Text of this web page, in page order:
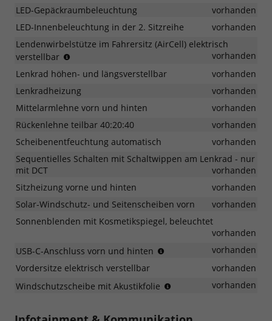
LED-Gepäckraumbeleuchtung
vorhanden
LED-Innenbeleuchtung in der 2. Sitzreihe
vorhanden
Lendenwirbelstütze im Fahrersitz (AirCell) elektrisch
verstellbar
Richtungen
verstellbar
vorhanden
Lenkrad höhen- und längsverstellbar
vorhanden
Lenkradheizung
vorhanden
Mittelarmlehne vorn und hinten
vorhanden
Rückenlehne teilbar 40:20:40
vorhanden
Scheibenentfeuchtung automatisch
vorhanden
Sequentielles Schalten mit Schaltwippen am Lenkrad - nur
mit DCT
vorhanden
Sitzheizung vorne und hinten
vorhanden
Solar-Windschutz- und Seitenscheiben vorn
vorhanden
Sonnenblenden mit Kosmetikspiegel, beleuchtet
vorhanden
USB-C-Anschluss vorn und hinten
Geräte
vorhanden
Vordersitze elektrisch verstellbar
vorhanden
Windschutzscheibe mit Akustikfolie
vorhanden